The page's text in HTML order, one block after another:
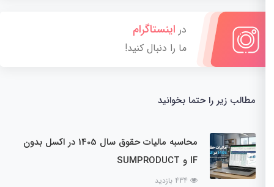
دراینستاگرام
ما را دنبال کنید!
مطالب زیر را حتما بخوانید
محاسبه مالیات حقوق سال 1405 در اکسل بدون
434 بازدید